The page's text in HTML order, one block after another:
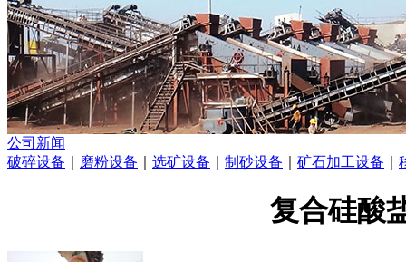
公司新闻
破碎设备
磨粉设备 选矿设备 制砂设备 矿石加工设备
复合硅酸